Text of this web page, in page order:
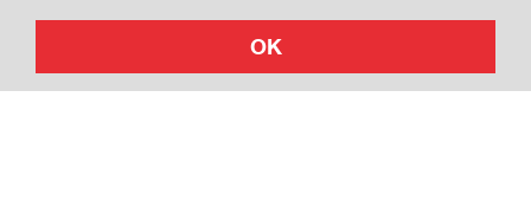
OK
Adhérer à la Charte